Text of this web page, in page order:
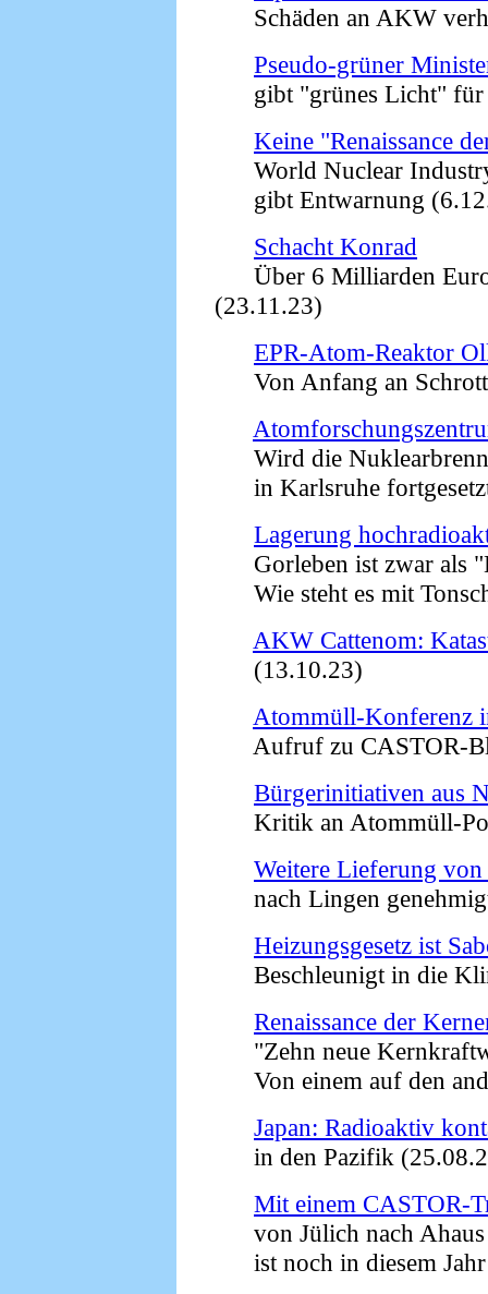
Schäden an AKW
Pseudo-grüner
gibt "grünes Licht" für
Keine "Renaissance
World Nuclear
gibt Entwarnung
Schacht Konrad
Über 6 Milliarden
(23.11.23)
EPR-Atom-Reaktor
Von Anfang an
Wird die
in Karlsruhe
Lagerung
Gorleben ist zwar als
Wie steht es mit
AKW Cattenom:
(13.10.23)
Atommüll-Konferenz
Aufruf zu CASTOR-
Bürgerinitiativen aus
Kritik an Atommüll-
Weitere Lieferung
nach Lingen
Heizungsgesetz ist
Beschleunigt in die
Renaissance der
"Zehn neue
Von einem auf den
Japan: Radioaktiv
in den Pazifik
Mit einem CASTOR-
von Jülich nach Ahaus
ist noch in diesem Jahr